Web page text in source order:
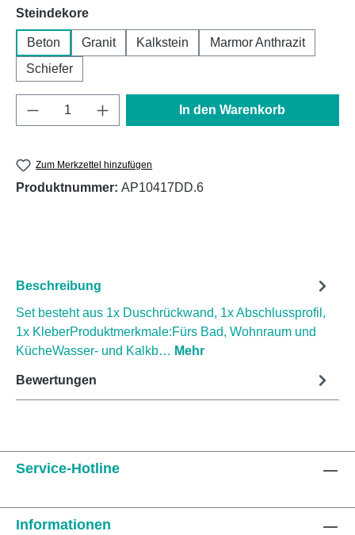
Steindekoreauswählen
Beton Granit Kalkstein
Marmor Anthrazit
Schiefer
Produkt Anzahl: Gib den gewünschten
In den Warenkorb
Zum Merkzettel hinzufügen
Produktnummer: AP10417DD.6
Beschreibung
Set besteht aus 1x Duschrückwand, 1x Abschlussprofil,
1x KleberProduktmerkmale:Fürs Bad, Wohnraum und
KücheWasser- und Kalkb… Mehr
Bewertungen
Service-Hotline
Informationen